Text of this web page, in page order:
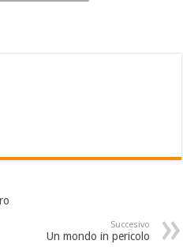
Succesivo
Un mondo in pericolo